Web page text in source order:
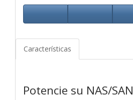
Características
Potencie su NAS/SAN